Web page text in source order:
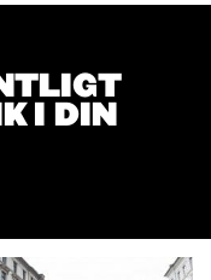
I DIN